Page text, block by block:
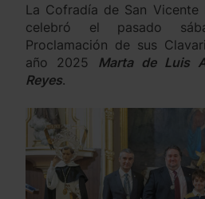
La Cofradía de San Vicente
celebró el pasado
Proclamación de sus
año 2025 Marta de Luis
Reyes.